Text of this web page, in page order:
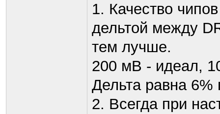
1. Качество
дельтой между
тем лучше.
200 мВ - идеал,
Дельта равна
2. Всегда при